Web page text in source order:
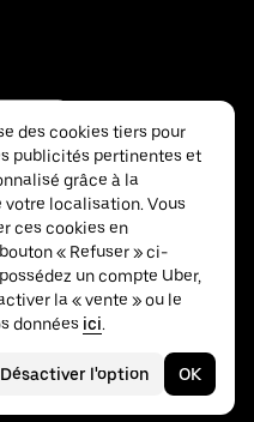
des cookies tiers pour
publicités pertinentes et
grâce à la
localisation. Vous
ces cookies en
« Refuser » ci-
un compte Uber,
la « vente » ou le
données ici.
Désactiver l'option OK